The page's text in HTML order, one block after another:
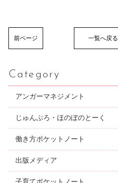
前ページ 一覧へ戻る
Category
アンガーマネジメント
じゅんぶろ・ほのぼのとーく
働き方ポケットノート
出版メディア